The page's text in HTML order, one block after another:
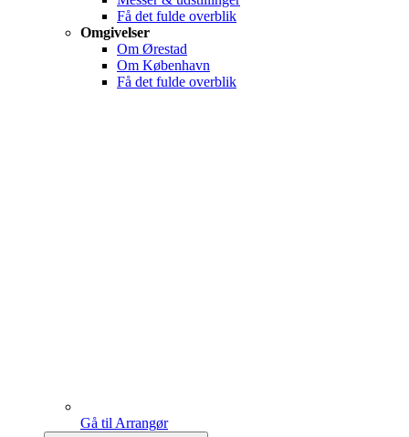
Få det fulde overblik
Omgivelser
Om Ørestad
Om København
Få det fulde overblik
Gå til Arrangør